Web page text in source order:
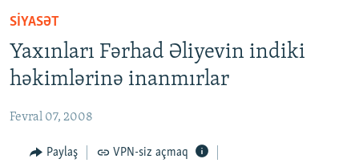
qayıt
Əsas
naviqasiyaya
qayıt
Axtarışa
GÜNDƏM
#İZAHLA
KORRUPSIOMETR
FƏRQƏ BAX
QANUNI DOĞRU
SIYASƏT
Yaxınları Fərhad Əliyevin indiki
həkimlərinə inanmırlar
Fevral 07, 2008
Paylaş VPN-siz açmaq